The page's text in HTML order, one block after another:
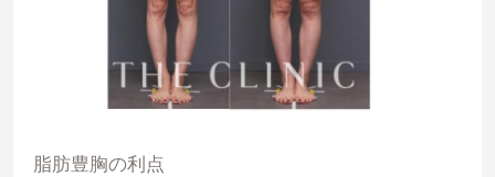
脂肪豊胸の利点